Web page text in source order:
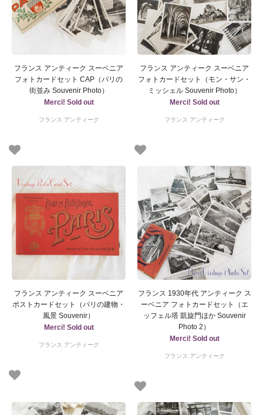
フランス アンティーク スーベニア
フォトカードセット CAP（パリの
街並み Souvenir Photo）
Merci! Sold out
フランス アンティーク
フランス アンティーク スーベニア
フォトカードセット（モン・サン・
ミッシェル Souvenir Photo）
Merci! Sold out
フランス アンティーク
フランス アンティーク スーベニア
ポストカードセット（パリの建物・
風景 Souvenir）
Merci! Sold out
フランス アンティーク
フランス 1930年代 アンティーク ス
ーベニア フォトカードセット（エ
ッフェル塔 凱旋門ほか Souvenir
Photo 2）
Merci! Sold out
フランス アンティーク